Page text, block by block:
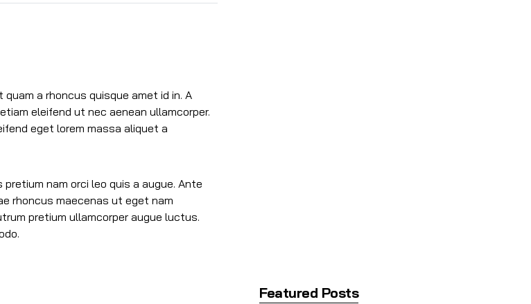
a rhoncus quisque amet id in. A
eleifend ut nec aenean ullamcorper.
eget lorem massa aliquet a
nam orci leo quis a augue. Ante
rhoncus maecenas ut eget nam
pretium ullamcorper augue luctus.
Featured Posts